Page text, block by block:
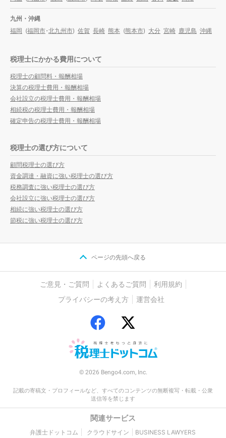
九州・沖縄
福岡 (福岡市・北九州市) 佐賀 長崎 熊本 (熊本市) 大分 宮崎 鹿児島 沖縄
税理士にかかる費用について
税理士の顧問料・報酬相場
決算の税理士費用・報酬相場
会社設立の税理士費用・報酬相場
相続税の税理士費用・報酬相場
確定申告の税理士費用・報酬相場
税理士の選び方について
顧問税理士の選び方
資金調達・融資に強い税理士の選び方
税務調査に強い税理士の選び方
会社設立に強い税理士の選び方
相続に強い税理士の選び方
節税に強い税理士の選び方
ページの先頭へ戻る
ご意見・ご質問 よくあるご質問
利用規約
プライバシーの考え方
運営会社
© 2026 Bengo4.com, Inc.
記載の寄稿文・プロフィールなど、すべてのコンテンツの無断複写・転載・公衆
送信等を禁じます
関連サービス
弁護士ドットコム クラウドサイン BUSINESS LAWYERS